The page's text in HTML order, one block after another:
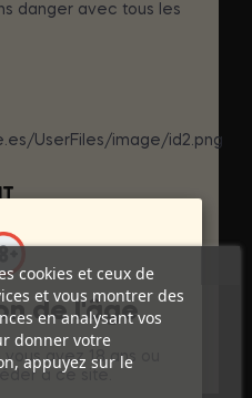
danger avec tous les
cookies et ceux de
et vous montrer des
en analysant vos
donner votre
appuyez sur le
de l'âge
avez 18 ans ou
à ce site.